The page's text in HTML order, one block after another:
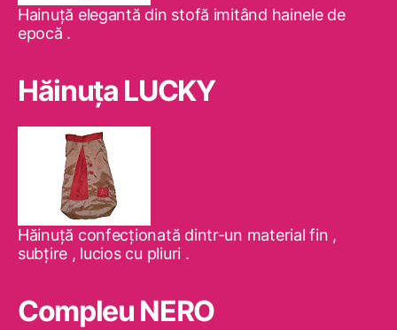
Hainuţă elegantă din stofă imitând hainele de
epocă .
Hăinuţa LUCKY
Hăinuţă confecţionată dintr-un material fin ,
subţire , lucios cu pliuri .
Compleu NERO